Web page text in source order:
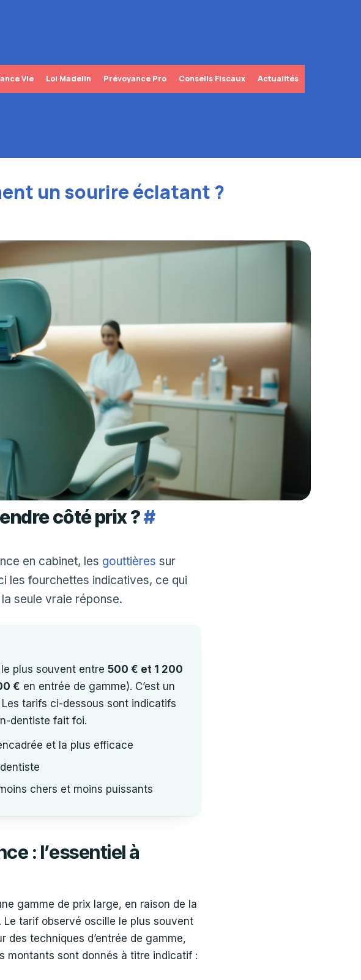
Vie Loi Madelin Prévoyance Pro Conseils Fiscaux Actualités
un sourire éclatant ?
côté prix ?#
en cabinet, les gouttières sur
les fourchettes indicatives, ce qui
seule vraie réponse.
plus souvent entre 500 € et 1 200
€ en entrée de gamme). C’est un
tarifs ci-dessous sont indicatifs
dentiste fait foi.
et la plus efficace
chers et moins puissants
: l’essentiel à
gamme de prix large, en raison de la
tarif observé oscille le plus souvent
des techniques d’entrée de gamme,
montants sont donnés à titre indicatif :